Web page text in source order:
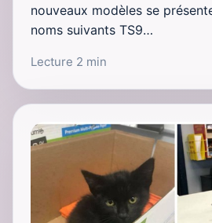
nouveaux modèles se
noms suivants TS9…
Lecture 2 min